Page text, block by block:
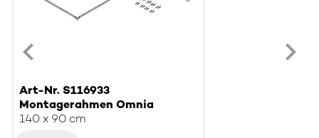
Art-Nr. S116933
Montagerahmen Omnia
140 x 90 cm